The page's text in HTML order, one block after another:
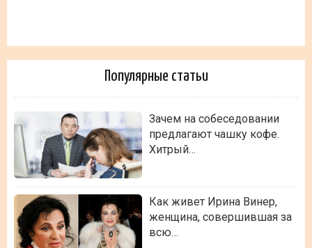
Популярные статьи
Зачем на собеседовании
предлагают чашку кофе.
Хитрый…
Как живет Ирина Винер,
женщина, совершившая за
всю…